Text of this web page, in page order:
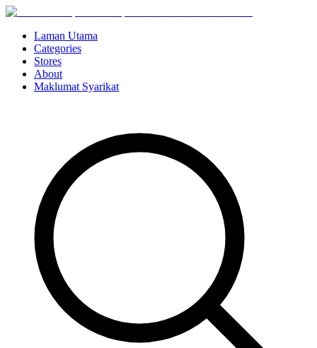
Laman Utama
Categories
Stores
About
Maklumat Syarikat